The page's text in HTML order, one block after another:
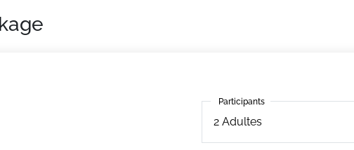
Participants
2 Adultes
Participants